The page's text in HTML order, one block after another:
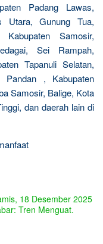
Padang Lawas,
Utara, Gunung Tua,
Samosir,
Sei Rampah,
Tapanuli Selatan,
Pandan , Kabupaten
Samosir, Balige, Kota
dan daerah lain di
18 Desember 2025
Tren Menguat.